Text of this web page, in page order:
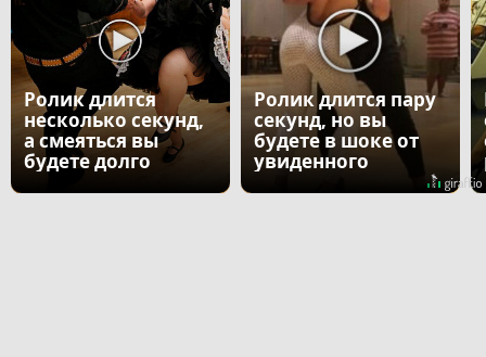
Ролик длится
несколько секунд,
а смеяться вы
будете долго
Ролик длится пару
секунд, но вы
будете в шоке от
увиденного